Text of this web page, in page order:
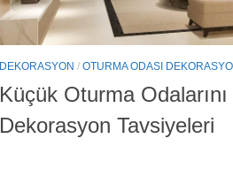
DEKORASYON / OTURMA ODASI
Küçük Oturma
Dekorasyon Tavsiyeleri